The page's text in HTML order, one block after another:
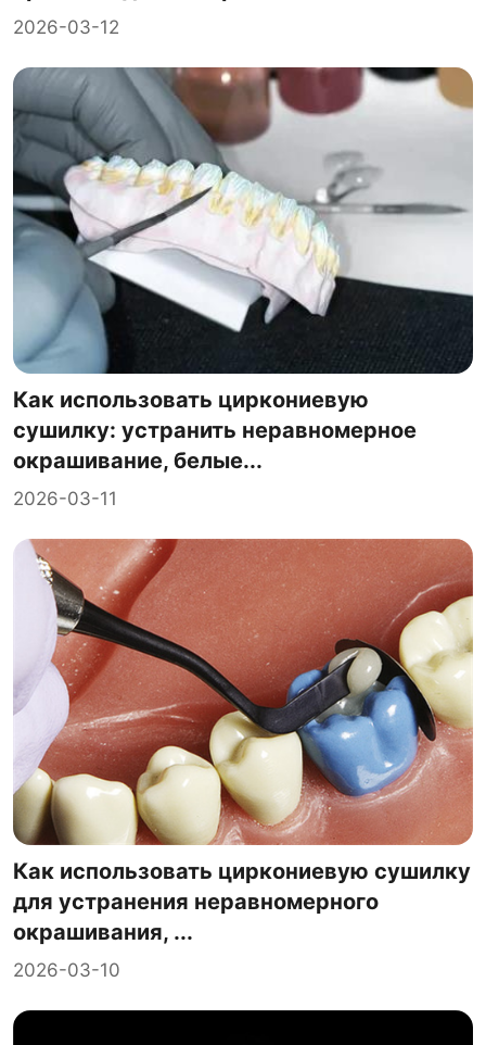
2026-03-12
Как использовать циркониевую
сушилку: устранить неравномерное
окрашивание, белые...
2026-03-11
Как использовать циркониевую сушилку
для устранения неравномерного
окрашивания, ...
2026-03-10